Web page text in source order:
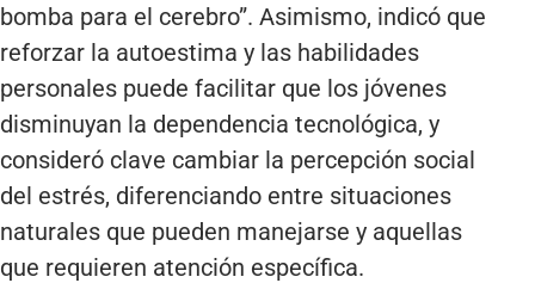
bomba para el cerebro”. Asimismo, indicó que
reforzar la autoestima y las habilidades
personales puede facilitar que los jóvenes
disminuyan la dependencia tecnológica, y
consideró clave cambiar la percepción social
del estrés, diferenciando entre situaciones
naturales que pueden manejarse y aquellas
que requieren atención específica.